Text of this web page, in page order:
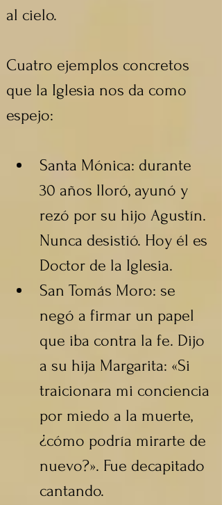
al cielo.
Cuatro ejemplos concretos
que la Iglesia nos da como
espejo:
Santa Mónica: durante
30 años lloró, ayunó y
rezó por su hijo Agustín.
Nunca desistió. Hoy él es
Doctor de la Iglesia.
San Tomás Moro: se
negó a firmar un papel
que iba contra la fe. Dijo
a su hija Margarita: «Si
traicionara mi conciencia
por miedo a la muerte,
¿cómo podría mirarte de
nuevo?». Fue decapitado
cantando.